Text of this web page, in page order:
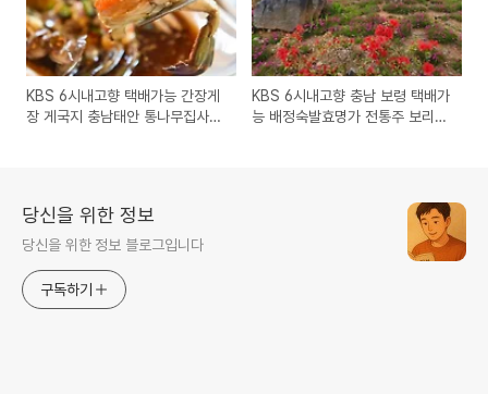
KBS 6시내고향 택배가능 간장게
장 게국지 충남태안 통나무집사람
KBS 6시내고향 충남 보령 택배가
능 배정숙발효명가 전통주 보리막
당신을 위한 정보
당신을 위한 정보 블로그입니다
구독하기